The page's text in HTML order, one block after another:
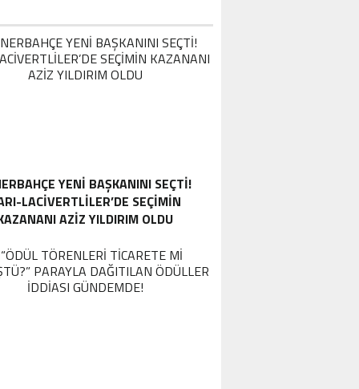
YENI BAŞKANINI SEÇTI!
LACIVERTLILER’DE SEÇIMIN
AZIZ YILDIRIM OLDU